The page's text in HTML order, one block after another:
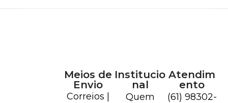
Meios de
Envio
Correios |
Institucio
nal
Quem
Atendim
ento
(61) 98302-